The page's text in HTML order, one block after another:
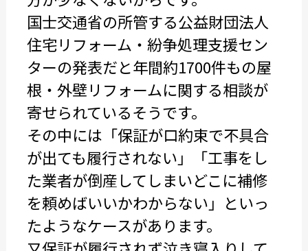
国士交通省の所管する公益財団法人
住宅リフォーム・紛争処理支援セン
ターの発表だと年間約1700件もの屋
根・外壁リフォームに関する相談が
寄せられているそうです。
その中には「保証が口約束で不具合
が出ても履行されない」「工事をし
た業者が倒産してしまいどこに補修
を頼めばいいかわからない」といっ
たようなケースがあります。